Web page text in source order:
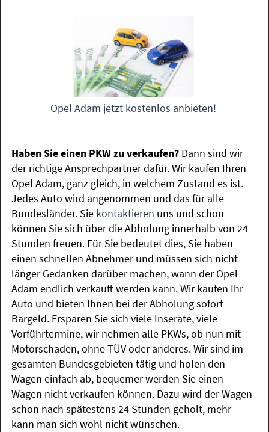
Opel Adam jetzt kostenlos anbieten!
Haben Sie einen PKW zu verkaufen? Dann sind wir
der richtige Ansprechpartner dafür. Wir kaufen Ihren
Opel Adam, ganz gleich, in welchem Zustand es ist.
Jedes Auto wird angenommen und das für alle
Bundesländer. Sie kontaktieren uns und schon
können Sie sich über die Abholung innerhalb von 24
Stunden freuen. Für Sie bedeutet dies, Sie haben
einen schnellen Abnehmer und müssen sich nicht
länger Gedanken darüber machen, wann der Opel
Adam endlich verkauft werden kann. Wir kaufen Ihr
Auto und bieten Ihnen bei der Abholung sofort
Bargeld. Ersparen Sie sich viele Inserate, viele
Vorführtermine, wir nehmen alle PKWs, ob nun mit
Motorschaden, ohne TÜV oder anderes. Wir sind im
gesamten Bundesgebieten tätig und holen den
Wagen einfach ab, bequemer werden Sie einen
Wagen nicht verkaufen können. Dazu wird der Wagen
schon nach spätestens 24 Stunden geholt, mehr
kann man sich wohl nicht wünschen.